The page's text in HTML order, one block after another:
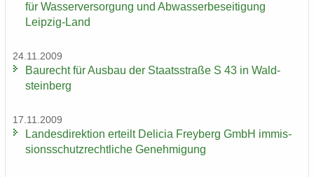
für Was­ser­ver­sor­gung und Ab­was­ser­be­sei­ti­gung
Leipzig-​Land
24.11.2009
Bau­recht für Aus­bau der Staats­stra­ße S 43 in Wald­
stein­berg
17.11.2009
Lan­des­di­rek­ti­on er­teilt De­li­cia Frey­berg GmbH im­mis­
si­ons­schutz­recht­li­che Ge­neh­mi­gung